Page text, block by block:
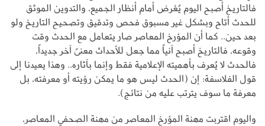
فالتاريخ أصبح اليوم يُعْرض أمام أنظار الجميع، والتدوين الموثق
للحدث أتاح وبشكل غير مسبوق فحص وتدقيق وتصحيح التاريخ ولو
بعد حين.. كما أن المؤرخ المعاصر صار يتعامل مع الحدث وقت
وقوعه، فالتاريخ أصبح آنياً مما جعل للأحداث معنىً آخر جديداً،
فالحدث لا يُعرف بأهميته الإعلامية فقط وإنما بآثاره.. وهذا يعيدنا إلى
قول الفلاسفة: إن (الحدث ليس هو ما يمكن رؤيته أو معرفته، بل
معرفة ما سوف يترتب عليه من نتائج).
واليوم اقتربت مهنة المؤرخ المعاصر من مهنة الصحفي المعاصر،